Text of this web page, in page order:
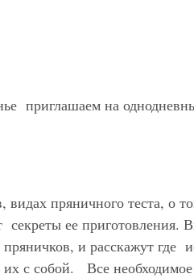
приглашаем на
пряничного теста, о
ее
и расскажут
с собой. Все